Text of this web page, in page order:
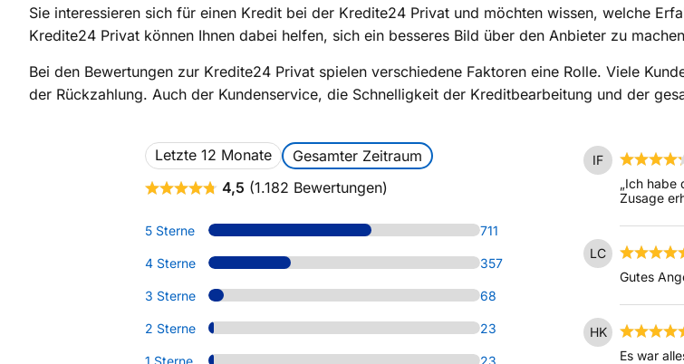
Sie interessieren sich für einen Kredit bei der Kredite24 Privat und möchten wissen, welche
Kredite24 Privat können Ihnen dabei helfen, sich ein besseres Bild über den Anbieter zu
Bei den Bewertungen zur Kredite24 Privat spielen verschiedene Faktoren eine Rolle. Viele
der Rückzahlung. Auch der Kundenservice, die Schnelligkeit der Kreditbearbeitung und der
Letzte 12 Monate
Gesamter Zeitraum
4,5 (1.182 Bewertungen)
5 Sterne 711
4 Sterne 357
3 Sterne 68
2 Sterne 23
1 Sterne 23
IF
„Ich habe
Zusage
LC
Gutes
HK
Es war